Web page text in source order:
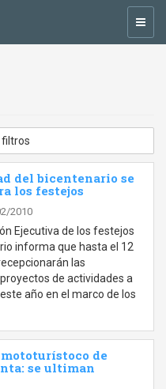
del bicentenario se
los festejos
2010
Ejecutiva de los festejos
informa que hasta el 12
las
de actividades a
año en el marco de los
de
se ultiman